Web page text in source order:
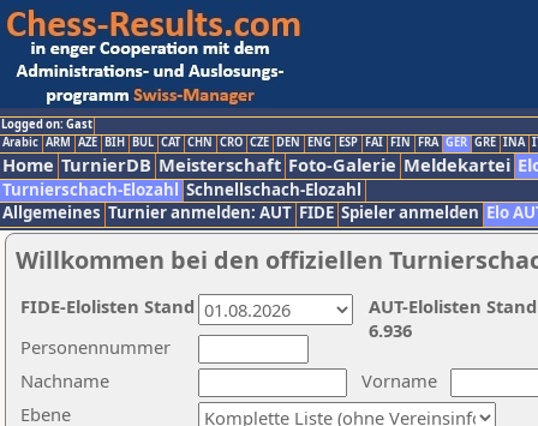
Logged on: Gast
Arabic ARM AZE BIH BUL CAT CHN CRO CZE DEN ENG ESP FAI FIN FRA GER GRE INA
Home TurnierDB Meisterschaft Foto-Galerie Meldekartei
Turnierschach-Elozahl Schnellschach-Elozahl
Allgemeines Turnier anmelden: AUT FIDE Spieler anmelden Elo
Willkommen bei den offiziellen
Nachname
Vorname
Ebene
Personennummer
AUT-Elolisten
6.936
FIDE-Elolisten Stand